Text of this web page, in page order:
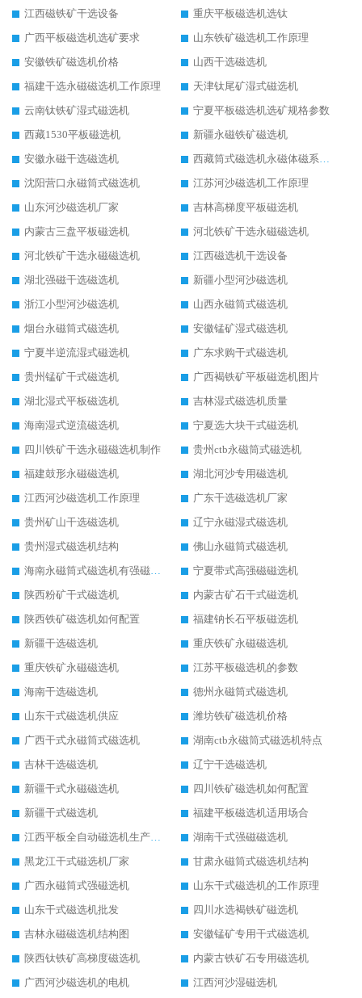
江西磁铁矿干选设备
重庆平板磁选机选钛
广西平板磁选机选矿要求
山东铁矿磁选机工作原理
安徽铁矿磁选机价格
山西干选磁选机
福建干选永磁磁选机工作原理
天津钛尾矿湿式磁选机
云南钛铁矿湿式磁选机
宁夏平板磁选机选矿规格参数
西藏1530平板磁选机
新疆永磁铁矿磁选机
安徽永磁干选磁选机
西藏筒式磁选机永磁体磁系设计
沈阳营口永磁筒式磁选机
江苏河沙磁选机工作原理
山东河沙磁选机厂家
吉林高梯度平板磁选机
内蒙古三盘平板磁选机
河北铁矿干选永磁磁选机
河北铁矿干选永磁磁选机
江西磁选机干选设备
湖北强磁干选磁选机
新疆小型河沙磁选机
浙江小型河沙磁选机
山西永磁筒式磁选机
烟台永磁筒式磁选机
安徽锰矿湿式磁选机
宁夏半逆流湿式磁选机
广东求购干式磁选机
贵州锰矿干式磁选机
广西褐铁矿平板磁选机图片
湖北湿式平板磁选机
吉林湿式磁选机质量
海南湿式逆流磁选机
宁夏选大块干式磁选机
四川铁矿干选永磁磁选机制作
贵州ctb永磁筒式磁选机
福建鼓形永磁磁选机
湖北河沙专用磁选机
江西河沙磁选机工作原理
广东干选磁选机厂家
贵州矿山干选磁选机
辽宁永磁湿式磁选机
贵州湿式磁选机结构
佛山永磁筒式磁选机
海南永磁筒式磁选机有强磁的吗
宁夏带式高强磁磁选机
陕西粉矿干式磁选机
内蒙古矿石干式磁选机
陕西铁矿磁选机如何配置
福建钠长石平板磁选机
新疆干选磁选机
重庆铁矿永磁磁选机
重庆铁矿永磁磁选机
江苏平板磁选机的参数
海南干选磁选机
德州永磁筒式磁选机
山东干式磁选机供应
潍坊铁矿磁选机价格
广西干式永磁筒式磁选机
湖南ctb永磁筒式磁选机特点
吉林干选磁选机
辽宁干选磁选机
新疆干式永磁磁选机
四川铁矿磁选机如何配置
新疆干式磁选机
福建平板磁选机适用场合
江西平板全自动磁选机生产厂家
湖南干式强磁磁选机
黑龙江干式磁选机厂家
甘肃永磁筒式磁选机结构
广西永磁筒式强磁选机
山东干式磁选机的工作原理
山东干式磁选机批发
四川水选褐铁矿磁选机
吉林永磁磁选机结构图
安徽锰矿专用干式磁选机
陕西钛铁矿高梯度磁选机
内蒙古铁矿石专用磁选机
广西河沙磁选机的电机
江西河沙湿磁选机